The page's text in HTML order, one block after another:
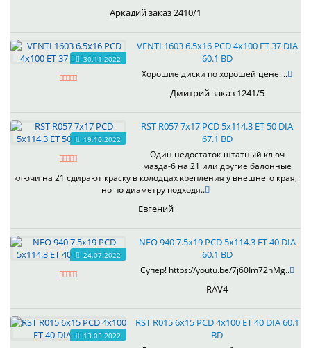
Аркадий заказ 2410/1
30.11.2022
VENTI 1603 6.5x16 PCD 4x100 ET 37 DIA
60.1 BD
Хорошие диски по хорошей цене. ..
Дмитрий заказ 1241/5
19.10.2022
RST R057 7x17 PCD 5x114.3 ET 50 DIA
67.1 BD
Один недостаток-штатный ключ
мазда-6 на 21 или другие балонные
ключи на 21 сдирают краску в колодцах крепления у внешнего края,
но по диаметру подходя..
Евгений
24.07.2022
NEO 940 7.5x19 PCD 5x114.3 ET 40 DIA
60.1 BD
Супер! https://youtu.be/7j60Im72hMg..
RAV4
13.05.2022
RST R015 6x15 PCD 4x100 ET 40 DIA 60.1
BD